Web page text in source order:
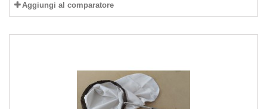
Aggiungi al comparatore